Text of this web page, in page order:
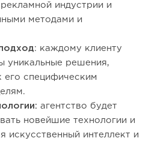
индустрии и
методами и
: каждому клиенту
уникальные решения,
его специфическим
агентство будет
новейшие технологии и
искусственный интеллект и